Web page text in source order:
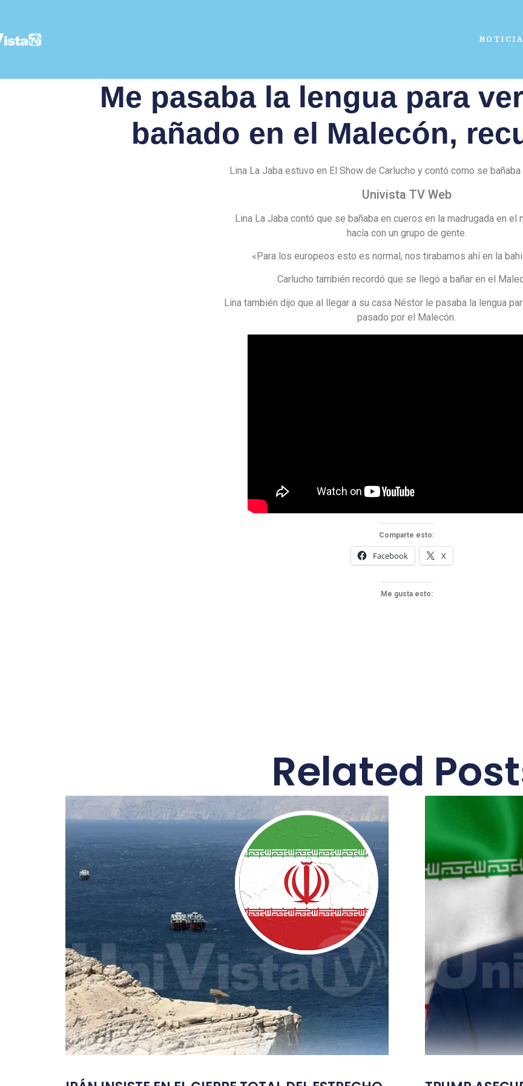
Me pasaba la lengua para
bañado en el Malecón,
Lina La Jaba estuvo en El Show de Carlucho y contó como se
Univista TV Web
Lina La Jaba contó que se bañaba en cueros en la madrugada en el
hacía con un grupo de gente.
«Para los europeos esto es normal, nos tirabamos ahí en la
Carlucho también recordó que se llegó a bañar en el
Lina también dijo que al llegar a su casa Néstor le pasaba la lengua
pasado por el Malecón.
Comparte esto:
Facebook X
Me gusta esto:
Related